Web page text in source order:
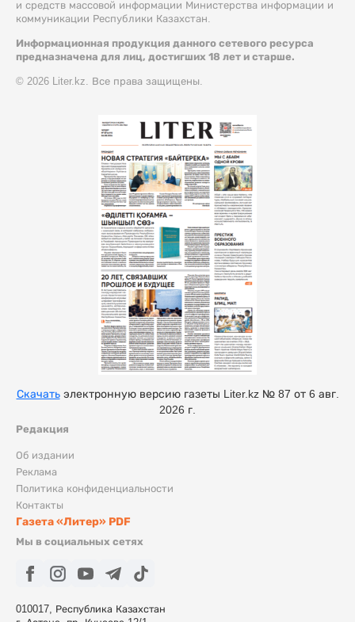
и средств массовой информации Министерства информации и
коммуникации Республики Казахстан.
Информационная продукция данного сетевого ресурса
предназначена для лиц, достигших 18 лет и старше.
© 2026 Liter.kz. Все права защищены.
Редакция
Об издании
Реклама
Политика конфиденциальности
Контакты
Газета «Литер» PDF
Мы в социальных сетях
010017, Республика Казахстан
Скачатьэлектронную версию газеты Liter.kz № 87 от 6 авг.
2026 г.